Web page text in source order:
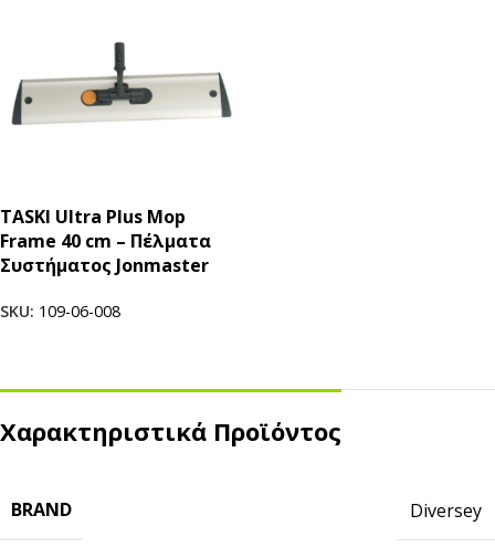
TASKI Ultra Plus Mop
Frame 40 cm – Πέλματα
Συστήματος Jonmaster
SKU: 109-06-008
Χαρακτηριστικά Προϊόντος
BRAND Diversey